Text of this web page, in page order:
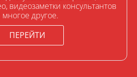
видеозаметки консультантов
многое другое.
ПЕРЕЙТИ